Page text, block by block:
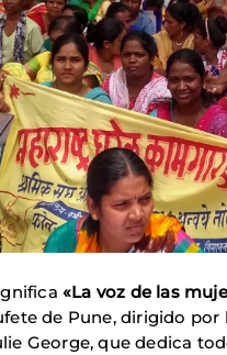
«La voz de las
de Pune, dirigido por
George, que dedica